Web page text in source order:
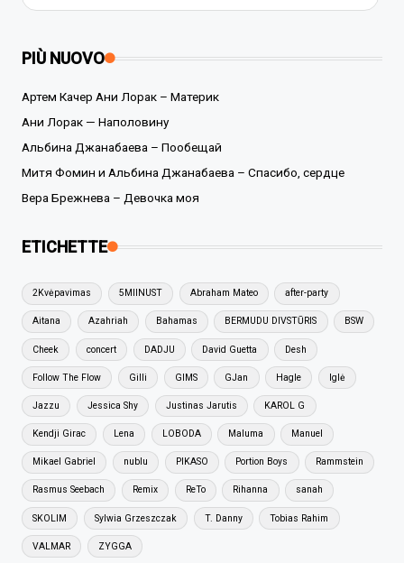
PIÙ NUOVO
Артем Качер Ани Лорак – Материк
Ани Лорак — Наполовину
Альбина Джанабаева – Пообещай
Митя Фомин и Альбина Джанабаева – Спасибо, сердце
Вера Брежнева – Девочка моя
ETICHETTE
2Kvėpavimas 5MIINUST Abraham Mateo after-party
Aitana Azahriah Bahamas BERMUDU DIVSTŪRIS BSW
Cheek concert DADJU David Guetta Desh
Follow The Flow Gilli GIMS GJan Hagle Iglė
Jazzu Jessica Shy Justinas Jarutis KAROL G
Kendji Girac Lena LOBODA Maluma Manuel
Mikael Gabriel nublu PIKASO Portion Boys Rammstein
Rasmus Seebach Remix ReTo Rihanna sanah
SKOLIM Sylwia Grzeszczak T. Danny Tobias Rahim
VALMAR ZYGGA